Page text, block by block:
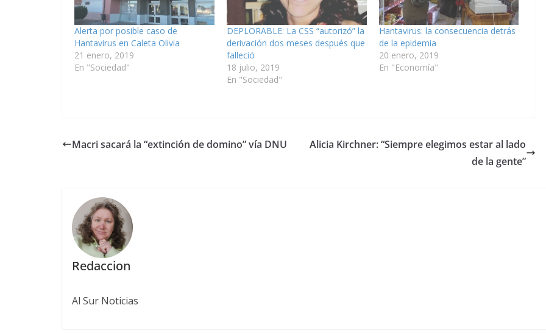
Alerta por posible caso de
Hantavirus en Caleta Olivia
21 enero, 2019
En "Sociedad"
DEPLORABLE: La CSS “autorizó” la
derivación dos meses después que
falleció
18 julio, 2019
En "Sociedad"
Hantavirus: la consecuencia detrás
de la epidemia
20 enero, 2019
En "Economía"
Macri sacará la “extinción de domino” vía DNU
Alicia Kirchner: “Siempre elegimos estar al lado
de la gente”
Redaccion
Al Sur Noticias